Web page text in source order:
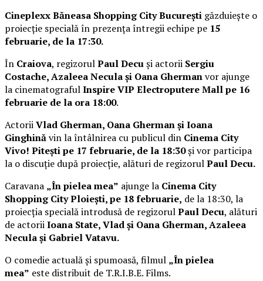
Cineplexx Băneasa Shopping City București găzduiește o
proiecție specială în prezența întregii echipe pe 15
februarie, de la 17:30.
În Craiova, regizorulPaul Decuși actorii Sergiu
Costache, Azaleea Necula și Oana Ghermanvor ajunge
la cinematografulInspire VIP Electroputere Mall pe 16
februarie de la ora 18:00.
ActoriiVlad Gherman, Oana Gherman și Ioana
Ginghinăvin la întâlnirea cu publicul din Cinema City
Vivo! Pitești pe 17 februarie, de la 18:30și vor participa
la o discuție după proiecție, alături de regizorulPaul Decu.
Caravana „În pielea mea” ajunge la Cinema City
Shopping City Ploiești, pe 18 februarie, de la 18:30, la
proiecția specială introdusă de regizorulPaul Decu, alături
de actoriiIoana State, Vlad și Oana Gherman, Azaleea
Necula și Gabriel Vatavu.
O comedie actuală și spumoasă, filmul „În pielea
mea” este distribuit de T.R.I.B.E. Films.